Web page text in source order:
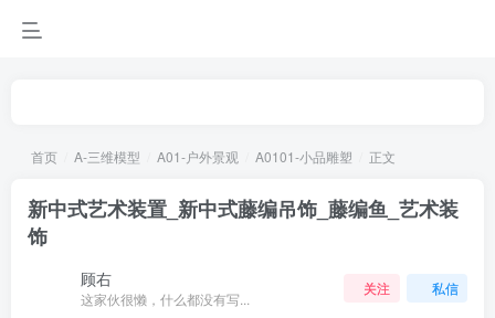
首页 A-三维模型 A01-户外景观 A0101-小品雕塑 正文
新中式艺术装置_新中式藤编吊饰_藤编鱼_艺术装
饰
顾右
这家伙很懒，什么都没有写...
关注 私信